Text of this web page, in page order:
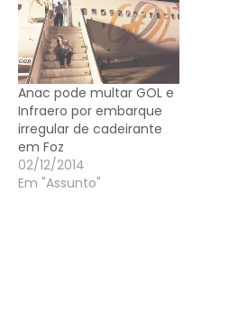
Anac pode multar GOL e
Infraero por embarque
irregular de cadeirante
em Foz
02/12/2014
Em "Assunto"